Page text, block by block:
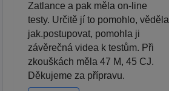
Zatlance a pak měla on-line
testy. Určitě jí to pomohlo, věděla
jak.postupovat, pomohla ji
závěrečná videa k testům. Při
zkouškách měla 47 M, 45 CJ.
Děkujeme za přípravu.